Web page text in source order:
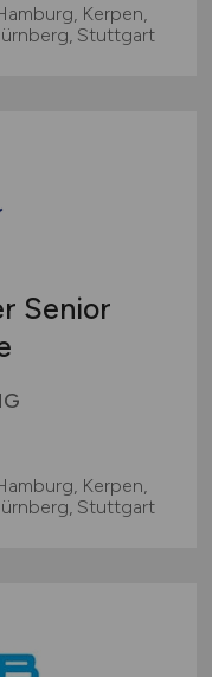
Kerpen,
Stuttgart
Senior
Kerpen,
Stuttgart